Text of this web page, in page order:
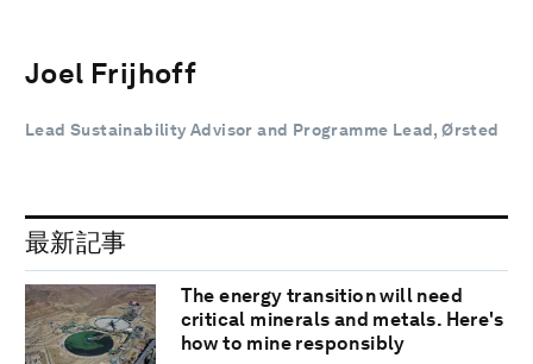
Joel Frijhoff
Lead Sustainability Advisor and Programme Lead, Ørsted
最新記事
The energy transition will need
critical minerals and metals. Here's
how to mine responsibly